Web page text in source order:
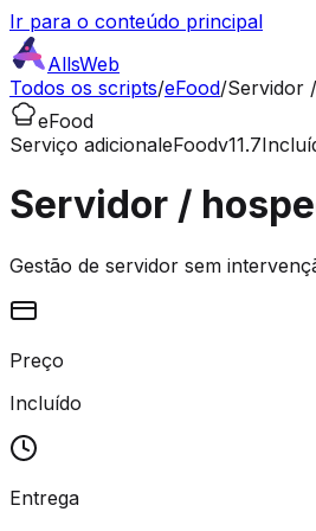
Ir para o conteúdo principal
AllsWeb
Todos os scripts/eFood/Servidor
eFood
Serviço adicionaleFoodv11.7
Servidor /
Gestão de servidor sem
Preço
Incluído
Entrega